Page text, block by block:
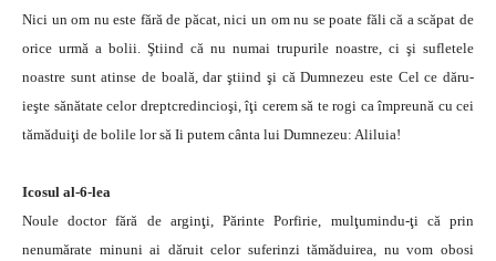
Nici un om nu este fără de păcat, nici un om nu se poate făli că a scăpat de
orice urmă a bolii. Ştiind că nu numai trupurile noastre, ci şi sufletele
noastre sunt atinse de boală, dar ştiind şi că Dumnezeu este Cel ce dăru-
ieşte sănătate celor dreptcredincioşi, îţi cerem să te rogi ca împreună cu cei
tămăduiţi de bolile lor să Ii putem cânta lui Dumnezeu: Aliluia!
Icosul al-6-lea
Noule doctor fără de arginţi, Părinte Porfirie, mulţumindu-ţi că prin
nenumărate minuni ai dăruit celor suferinzi tămăduirea, nu vom obosi